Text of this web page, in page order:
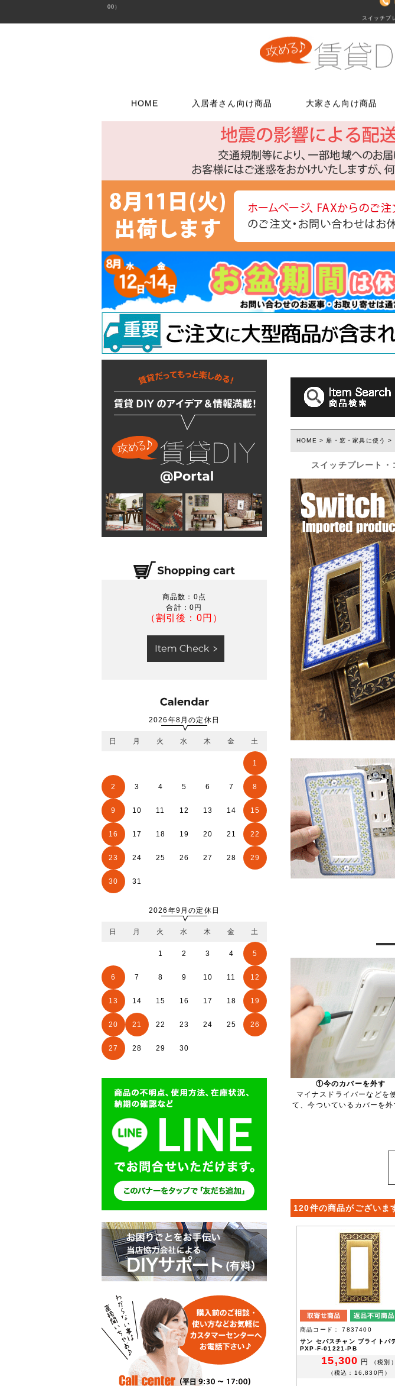
00）
スイッチプレー
HOME 入居者さん向け商品
貼ってはがせる壁紙
ウォールステッカー
キッチンに使う
掃除・汚れ・サビ落し
扉・窓・家具に使う
つまみ
スイッチプレート
コンセントプレート
ダボ
あおり止め
キャッチ
ラッチ
吊り金具
固定金具
建築金物
床に使う
貼ってはがせる
フローリング補
ジョイントロッ
水回りに使う
FiberFix(ファ
木材・材料
塗装済み木材
ダルトン
フック(ダルト
ウィルス・菌
大家さん向け商品
トイレ用品
浴室用品
流し台所用品
洗面用品
水廻り工具
配管部品
水廻りアクセサリー
鍵・ドアノブ交換パーツ
玄関扉の錠・ドアノブ
浴室用ドアノブ
トイレ用ドアノブ
室内用鍵付きドアノブ
ウィルス・菌除去シート
手すり
お電話でのご注文
06-6723-5060
カスタマーセンター
平日9：30～17：00
FAXでのご注
06-7635-5174
FAX注文用紙は
問合わせフォーム
こちらから
お電話でのご
06-6723-5060
カスタマーセン
平日9：30～17
商品数：0点
合計：0円
（割引後：0円）
2026年8月の定休日
日 月 火 水 木 金 土
1
2 3 4 5 6 7 8
9 10 11 12 13 14 15
16 17 18 19 20 21 22
23 24 25 26 27 28 29
30 31
2026年9月の定休日
日 月 火 水 木 金 土
1 2 3 4 5
6 7 8 9 10 11 12
13 14 15 16 17 18 19
20 21 22 23 24 25 26
27 28 29 30
HOME > 扉・窓・家具に使う >
スイッチプレート・
①今のカバーを外す
マイナスドライバーなどを
て、今ついているカバーを外
120件の商品がございま
商品コード： 7837400
サン セバスチャン ブライトパ
PXP-F-01221-PB
15,300 円
（税別）
（税込：16,830円）